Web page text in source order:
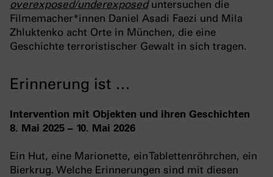
overexposed/underexposeduntersuchen die
Filmemacher*innen Daniel Asadi Faezi und Mila
Zhluktenko acht Orte in München, die eine
Geschichte terroristischer Gewalt in sich tragen.
Erinnerung ist …
Intervention mit Objekten und ihren Geschichten
8. Mai 2025 – 10. Mai 2026
Ein Hut, eine Marionette, ein Tablettenröhrchen, ein
Bierkrug. Welche Erinnerungen sind mit diesen